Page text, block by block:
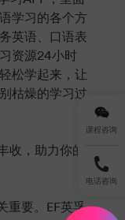
学习的各个方
英语、口语表
资源24小时
松学起来，让
枯燥的学习过
，助力你的
要。EF英孚
课程咨询
电话咨询